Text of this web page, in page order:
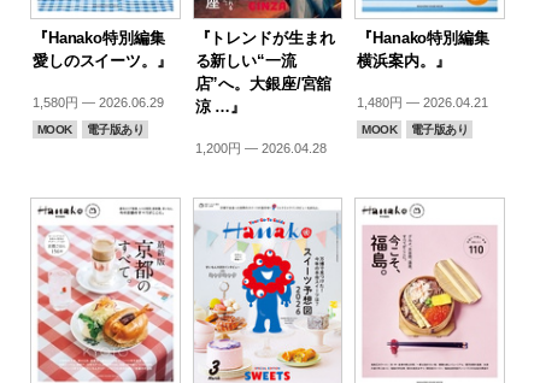
『Hanako特別編集
愛しのスイーツ。』
1,580円 — 2026.06.29
MOOK 電子版あり
『トレンドが生まれ
る新しい“一流
店”へ。大銀座/宮舘
涼 …』
1,200円 — 2026.04.28
『Hanako特別編集
横浜案内。』
1,480円 — 2026.04.21
MOOK 電子版あり